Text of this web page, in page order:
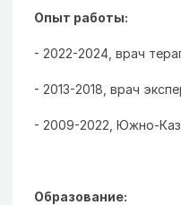
Опыт работы:
- 2022-2024, врач
- 2013-2018, врач
- 2009-2022, Южно-
Образование: